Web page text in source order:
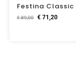
Festina Classic
€89,00 €71,20